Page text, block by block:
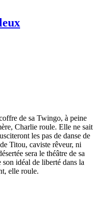
de sa Twingo, à peine
Charlie roule. Elle ne sait
les pas de danse de
Titou, caviste rêveur, ni
sera le théâtre de sa
idéal de liberté dans la
elle roule.